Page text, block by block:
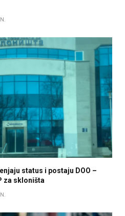
status i postaju DOO –
za skloništa